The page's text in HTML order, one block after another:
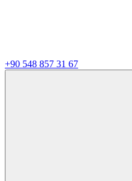
+90 548 857 31 67